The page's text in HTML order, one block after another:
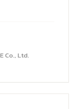
Co., Ltd.